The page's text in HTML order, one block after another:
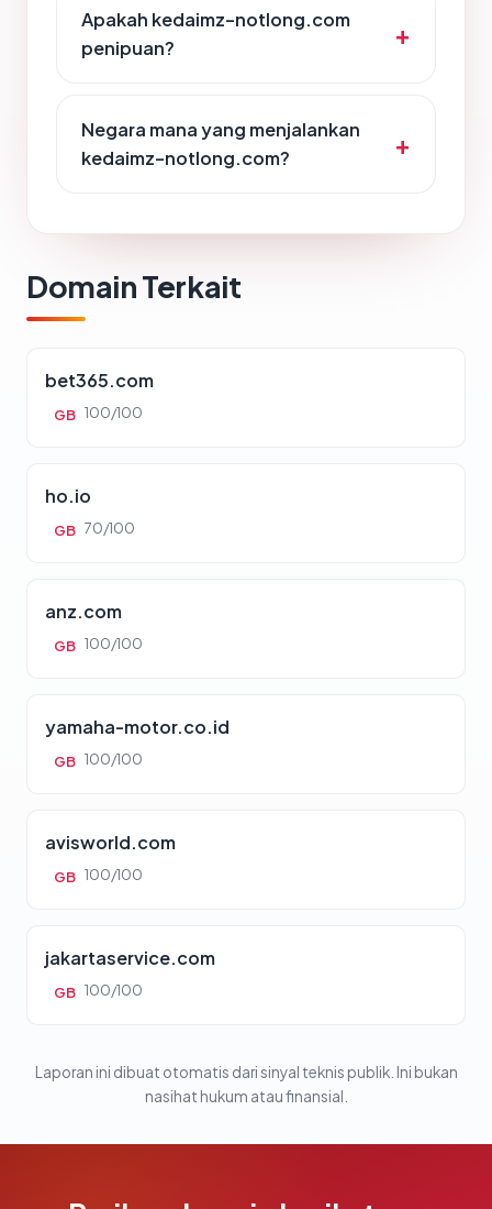
Apakah kedaimz-notlong.com
penipuan?
Negara mana yang menjalankan
kedaimz-notlong.com?
Domain Terkait
bet365.com
GB 100/100
ho.io
GB 70/100
anz.com
GB 100/100
yamaha-motor.co.id
GB 100/100
avisworld.com
GB 100/100
jakartaservice.com
GB 100/100
Laporan ini dibuat otomatis dari sinyal teknis publik. Ini bukan
nasihat hukum atau finansial.